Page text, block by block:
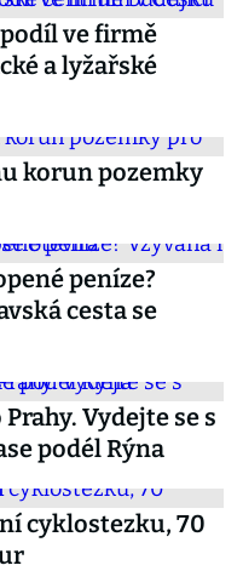
ve firmě
a lyžařské
korun pozemky
peníze?
cesta se
Vydejte se s
podél Rýna
cyklostezku, 70